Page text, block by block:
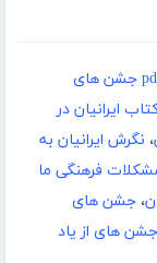
pdf جشن های
ایرانیان در
، نگرش ایرانیان به
فرهنگی ما
، جشن های
جشن های از یاد